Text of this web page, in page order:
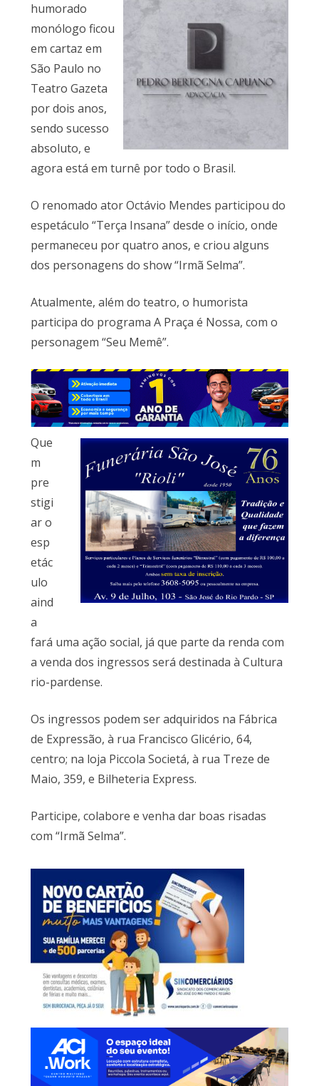
humorado
monólogo ficou
em cartaz em
São Paulo no
Teatro Gazeta
por dois anos,
sendo sucesso
absoluto, e
agora está em turnê por todo o Brasil.
O renomado ator Octávio Mendes participou do
espetáculo “Terça Insana” desde o início, onde
permaneceu por quatro anos, e criou alguns
dos personagens do show “Irmã Selma”.
Atualmente, além do teatro, o humorista
participa do programa A Praça é Nossa, com o
personagem “Seu Memê”.
Que
m
pre
stigi
ar o
esp
etác
ulo
aind
a
fará uma ação social, já que parte da renda com
a venda dos ingressos será destinada à Cultura
rio-pardense.
Os ingressos podem ser adquiridos na Fábrica
de Expressão, à rua Francisco Glicério, 64,
centro; na loja Piccola Societá, à rua Treze de
Maio, 359, e Bilheteria Express.
Participe, colabore e venha dar boas risadas
com “Irmã Selma”.